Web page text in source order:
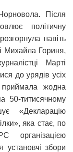
Після
політичну
навіть
Михайла Гориня,
Марті
до урядів усіх
жодна
50-титисячному
«Декларацію
яка стає, по
організацією
установчі збори